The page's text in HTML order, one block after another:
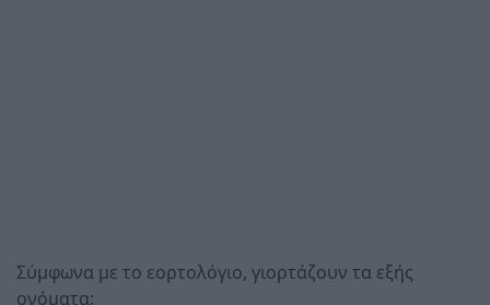
Σύμφωνα με το εορτολόγιο, γιορτάζουν τα εξής
ονόματα: